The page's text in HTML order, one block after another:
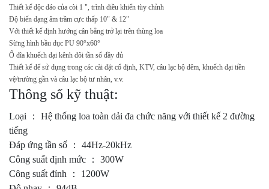
Thiết kế độc đáo của còi 1 ", trình điều khiển tùy chỉnh
Độ biến dạng âm trầm cực thấp 10" & 12"
Với thiết kế định hướng cân bằng trở lại trên thùng loa
Sừng hình bầu dục PU 90°x60°
Ổ đĩa khuếch đại kênh đôi tần số đầy đủ
Thiết kế để sử dụng trong các cài đặt cố định, KTV, câu lạc bộ đêm, khuếch đại tiền
vệ/trường gần và câu lạc bộ tư nhân, v.v.
Thông số kỹ thuật:
​​​​​​​Loại ： Hệ thống loa toàn dải đa chức năng với thiết kế 2 đường
tiếng
Đáp ứng tần số ： 44Hz-20kHz
Công suất định mức ： 300W
Công suất đỉnh ： 1200W